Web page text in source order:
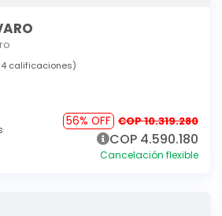
calificaciones)
56% OFF COP 10.319.280
COP 4.590.180
Cancelación flexible